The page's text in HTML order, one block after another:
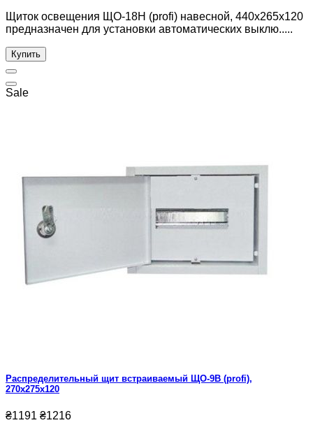
Щиток освещения ЩО-18Н (profi) навесной, 440x265x120
предназначен для установки автоматических выклю.....
Купить
Sale
Распределительный щит встраиваемый ЩО-9В (profi),
270x275x120
₴1191 ₴1216